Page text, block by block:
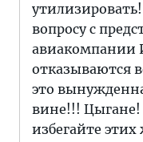
вопросу с
авиакомпании
отказываются
это
вине!!!
избегайте